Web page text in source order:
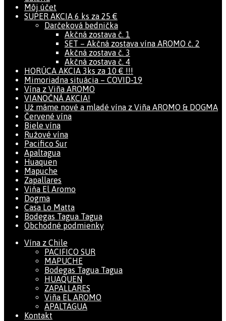
Môj účet
SUPER AKCIA 6 ks za 25 €
Darčeková bednička
Akčná zostava č. 1
SET – Akčná zostava vína AROMO č. 2
Akčná zostava č. 3
Akčná zostava č. 4
HORÚCA AKCIA 3ks za 10 € !!!
Mimoriadna situácia – COVID-19
Vína z Viña AROMO
VIANOČNÁ AKCIA!
Už máme nové a mladé vína z Viña AROMO & DOGMA
Červené vína
Biele vína
Ružové vína
Pacifico Sur
Apaltagua
Huaquen
Mapuche
Zapallares
Viňa El Aromo
Dogma
Casa Lo Matta
Bodegas Tagua Tagua
Obchodné podmienky
Vína z Chile
PACIFICO SUR
MAPUCHE
Bodegas Tagua Tagua
HUAQUEN
ZAPALLARES
Viña EL AROMO
APALTAGUA
Kontakt